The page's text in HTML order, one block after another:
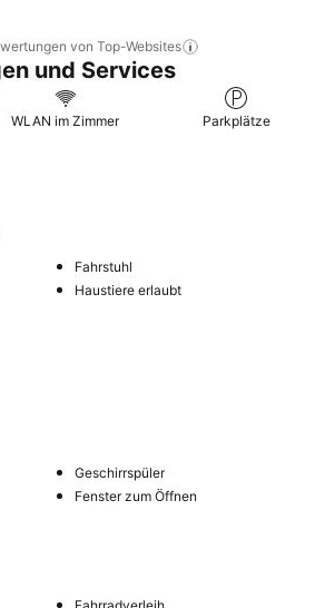
von Top-Websites
und Services
WLAN im Zimmer Parkplätze
Fahrstuhl
Haustiere erlaubt
Geschirrspüler
Fenster zum Öffnen